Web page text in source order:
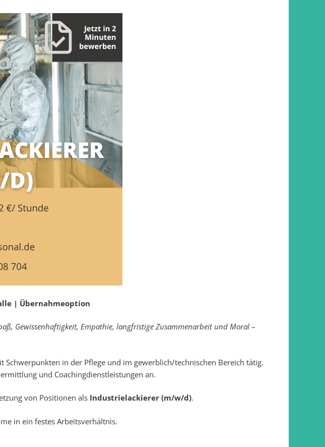
| Übernahmeoption
Gewissen­haftigkeit, Empathie, lang­fristige Zusam­men­arbeit und Moral –
in der Pflege und im gewerblich/technischen Bereich tätig.
und Coachingdienstleistungen an.
von Positionen als Industrielackierer (m/w/d).
in ein festes Arbeitsverhältnis.